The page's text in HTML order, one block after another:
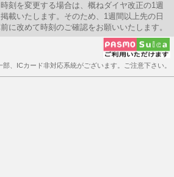
刻を変更する場合は、概ねダイヤ改正の1週
載いたします。そのため、1週間以上先の日
に改めて時刻のご確認をお願いいたします。
、ICカード非対応系統がございます。ご注意下さい。